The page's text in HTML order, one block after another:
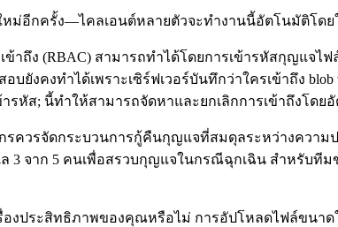
ม่อีกครั้ง—ไคลเอนต์หลายตัวจะทำงานนี้อัตโนมัติโดย
าถึง (RBAC) สามารถทำได้โดยการเข้ารหัสกุญแจ
ยังคงทำได้เพราะเซิร์ฟเวอร์บันทึกว่าใครเข้าถึง
รหัส; นี้ทำให้สามารถจัดหาและยกเลิกการเข้าถึงโด
ควรจัดกระบวนการกู้คืนกุญแจที่สมดุลระหว่างควา
แล 3 จาก 5 คนเพื่อสรวบกุญแจในกรณีฉุกเฉิน สำหรั
องประสิทธิภาพของคุณหรือไม่ การอัปโหลดไฟล์ขนาด